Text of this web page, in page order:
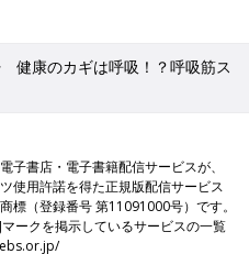
健康のカギは呼吸！？呼吸筋ス
子書店・電子書籍配信サービスが、
使用許諾を得た正規版配信サービス
標（登録番号 第11091000号）です。
マークを掲示しているサービスの一覧